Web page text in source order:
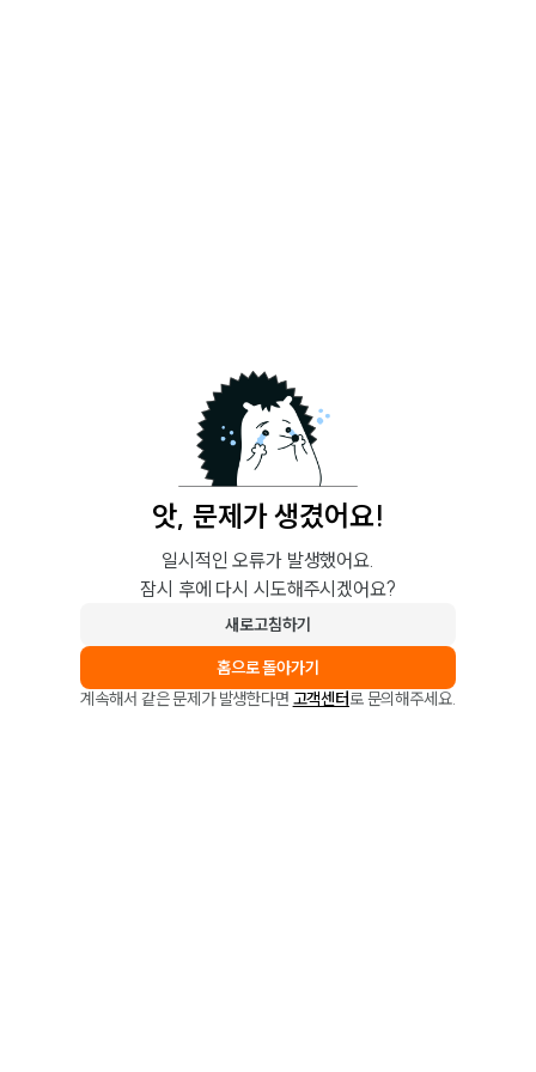
앗, 문제가 생겼어요!
일시적인 오류가 발생했어요.
잠시 후에 다시 시도해주시겠어요?
새로고침하기
홈으로 돌아가기
계속해서 같은 문제가 발생한다면 고객센터로 문의해주세요.